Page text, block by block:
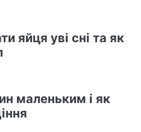
яйця уві сні та як
маленьким і як